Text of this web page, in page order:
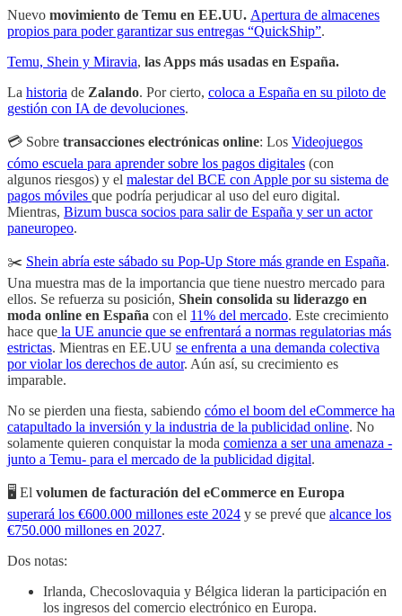
Nuevo movimiento de Temu en EE.UU. Apertura de almacenes
propios para poder garantizar sus entregas “QuickShip”.
Temu, Shein y Miravia, las Apps más usadas en España.
La historia de Zalando. Por cierto, coloca a España en su piloto de
gestión con IA de devoluciones.
💳 Sobre transacciones electrónicas online: Los Videojuegos
cómo escuela para aprender sobre los pagos digitales (con
algunos riesgos) y el malestar del BCE con Apple por su sistema de
pagos móviles que podría perjudicar al uso del euro digital.
Mientras, Bizum busca socios para salir de España y ser un actor
paneuropeo.
✂️ Shein abría este sábado su Pop-Up Store más grande en España.
Una muestra mas de la importancia que tiene nuestro mercado para
ellos. Se refuerza su posición, Shein consolida su liderazgo en
moda online en España con el 11% del mercado. Este crecimiento
hace que la UE anuncie que se enfrentará a normas regulatorias más
estrictas. Mientras en EE.UU se enfrenta a una demanda colectiva
por violar los derechos de autor. Aún así, su crecimiento es
imparable.
No se pierden una fiesta, sabiendo cómo el boom del eCommerce ha
catapultado la inversión y la industria de la publicidad online. No
solamente quieren conquistar la moda comienza a ser una amenaza -
junto a Temu- para el mercado de la publicidad digital.
🖥️ El volumen de facturación del eCommerce en Europa
superará los €600.000 millones este 2024 y se prevé que alcance los
€750.000 millones en 2027.
Dos notas:
Irlanda, Checoslovaquia y Bélgica lideran la participación en
los ingresos del comercio electrónico en Europa.